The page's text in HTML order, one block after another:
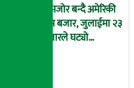
कमजोर बन्दै अमेरिकी
श्रम बजार, जुलाईमा २३
हजारले घट्यो